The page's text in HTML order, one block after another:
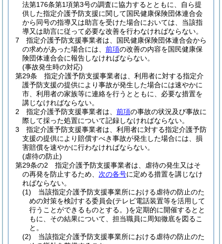
法第176条第1項第3号の調査に協力するとともに、自ら提
供した指定介護予防支援に関して国民健康保険団体連合会
から同号の指導又は助言を受けた場合においては、当該指
導又は助言に従って必要な改善を行わなければならない。
7
指定介護予防支援事業者は、国民健康保険団体連合会から
の求めがあった場合には、 前項の改善の内容を国民健康保
険団体連合会に報告しなければならない。
(事故発生時の対応)
第29条
指定介護予防支援事業者は、利用者に対する指定介
護予防支援の提供により事故が発生した場合には速やかに
市、利用者の家族等に連絡を行うとともに、必要な措置を
講じなければならない。
2
指定介護予防支援事業者は、 前項の事故の状況及び事故に
際して採った処置について記録しなければならない。
3
指定介護予防支援事業者は、利用者に対する指定介護予防
支援の提供により賠償すべき事故が発生した場合には、損
害賠償を速やかに行わなければならない。
(虐待の防止)
第29条の2
指定介護予防支援事業者は、虐待の発生又はそ
の再発を防止するため、 次の各号に定める措置を講じなけ
ればならない。
(1)
当該指定介護予防支援事業所における虐待の防止のた
めの対策を検討する委員会(テレビ電話装置等を活用して
行うことができるものとする。)を定期的に開催するとと
もに、その結果について、担当職員に周知徹底を図るこ
と。
(2)
当該指定介護予防支援事業所における虐待の防止のた